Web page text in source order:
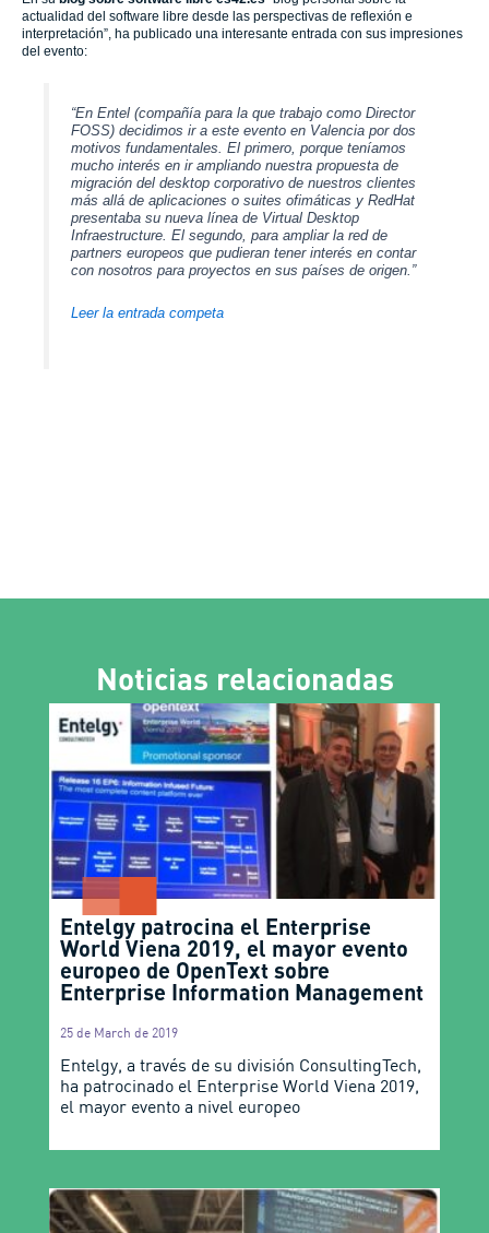
actualidad del software libre desde las perspectivas de reflexión e
interpretación”, ha publicado una interesante entrada con sus impresiones
del evento:
“En Entel (compañía para la que trabajo como Director
FOSS) decidimos ir a este evento en Valencia por dos
motivos fundamentales. El primero, porque teníamos
mucho interés en ir ampliando nuestra propuesta de
migración del desktop corporativo de nuestros clientes
más allá de aplicaciones o suites ofimáticas y RedHat
presentaba su nueva línea de Virtual Desktop
Infraestructure. El segundo, para ampliar la red de
partners europeos que pudieran tener interés en contar
con nosotros para proyectos en sus países de origen.”
Leer la entrada competa
Noticias relacionadas
Entelgy patrocina el Enterprise
World Viena 2019, el mayor evento
europeo de OpenText sobre
Enterprise Information Management
25 de March de 2019
Entelgy, a través de su división ConsultingTech,
ha patrocinado el Enterprise World Viena 2019,
el mayor evento a nivel europeo